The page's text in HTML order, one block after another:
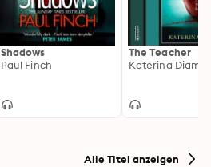
Shadows
Paul Finch
The Teacher
Katerina
Alle Titel anzeigen